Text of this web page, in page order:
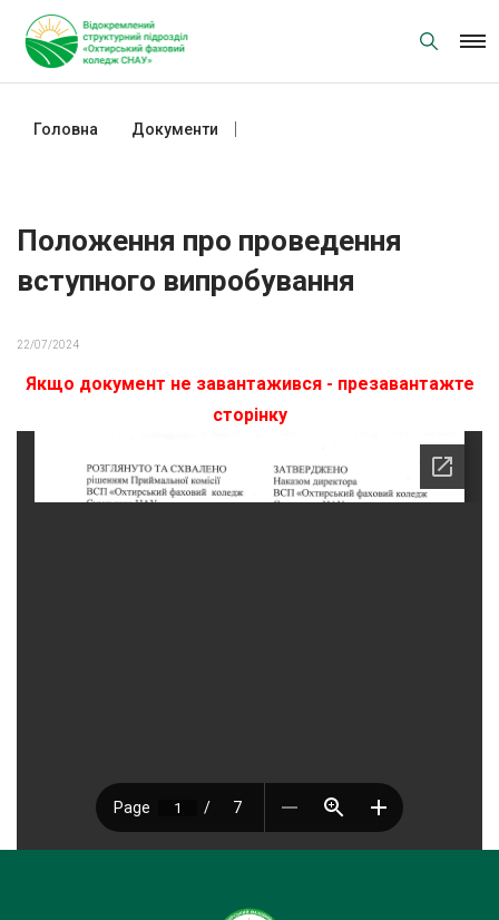
content
Головна Документи
Положення про проведення
вступного випробування
22/07/2024
Якщо документ не завантажився - презавантажте
сторінку